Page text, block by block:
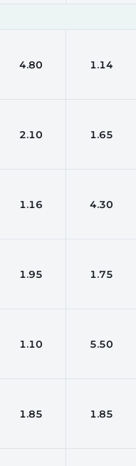
4.80 1.14
2.10 1.65
1.16 4.30
1.95 1.75
1.10 5.50
1.85 1.85